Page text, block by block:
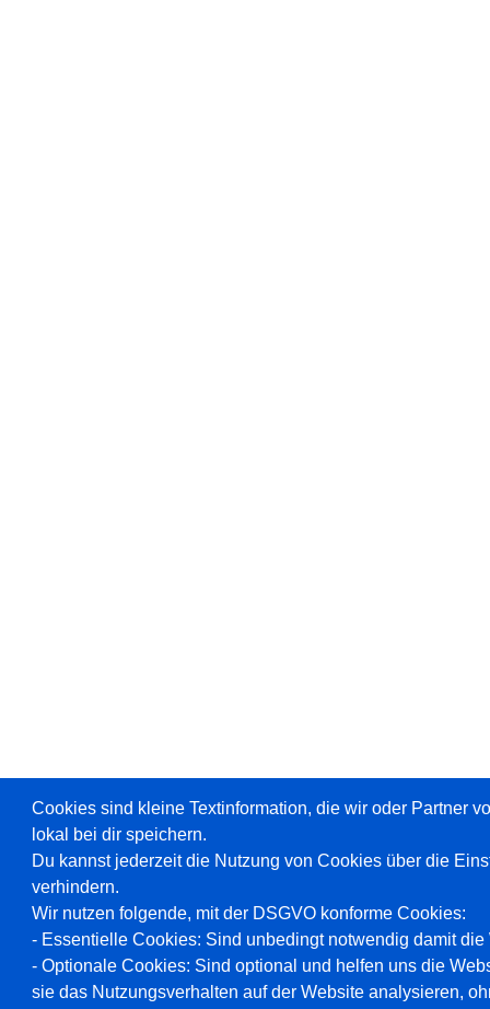
Cookies sind kleine Textinformation, die wir oder Partner
lokal bei dir speichern.
Du kannst jederzeit die Nutzung von Cookies über die
verhindern.
Wir nutzen folgende, mit der DSGVO konforme Cookies:
- Essentielle Cookies: Sind unbedingt notwendig damit
- Optionale Cookies: Sind optional und helfen uns die
sie das Nutzungsverhalten auf der Website analysieren,